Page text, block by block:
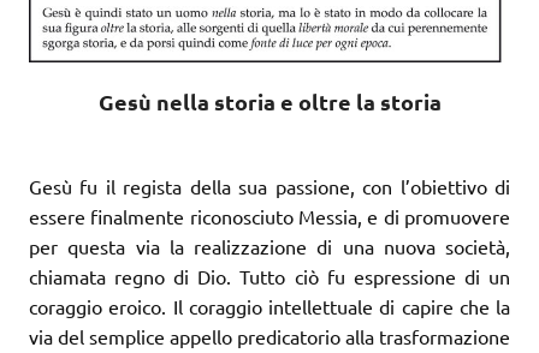
Gesù nella storia e oltre la storia
Gesù fu il regista della sua passione, con l’obiettivo di
essere finalmente riconosciuto Messia, e di promuovere
per questa via la realizzazione di una nuova società,
chiamata regno di Dio. Tutto ciò fu espressione di un
coraggio eroico. Il coraggio intellettuale di capire che la
via del semplice appello predicatorio alla trasformazione